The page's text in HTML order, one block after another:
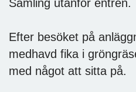
Samling utanför entrén.
Efter besöket på
medhavd fika i
med något att sitta på.